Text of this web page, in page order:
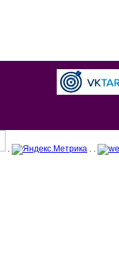
. . .